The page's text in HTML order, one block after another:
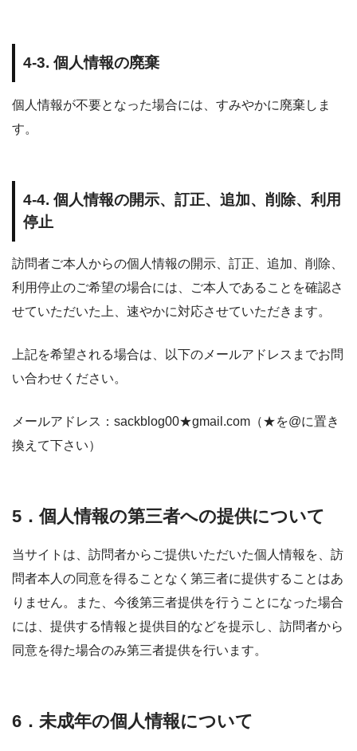
4-3. 個人情報の廃棄
個人情報が不要となった場合には、すみやかに廃棄しま
す。
4-4. 個人情報の開示、訂正、追加、削除、利用
停止
訪問者ご本人からの個人情報の開示、訂正、追加、削除、
利用停止のご希望の場合には、ご本人であることを確認さ
せていただいた上、速やかに対応させていただきます。
上記を希望される場合は、以下のメールアドレスまでお問
い合わせください。
メールアドレス：sackblog00★gmail.com（★を@に置き
換えて下さい）
5．個人情報の第三者への提供について
当サイトは、訪問者からご提供いただいた個人情報を、訪
問者本人の同意を得ることなく第三者に提供することはあ
りません。また、今後第三者提供を行うことになった場合
には、提供する情報と提供目的などを提示し、訪問者から
同意を得た場合のみ第三者提供を行います。
6．未成年の個人情報について